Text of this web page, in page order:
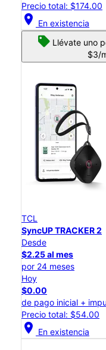
Precio total: $174.00
location_on En existencia
Llévate uno
$3/
TCL
SyncUP TRACKER 2
Desde
$2.25 al mes
por 24 meses
Hoy
$0.00
de pago inicial +
Precio total: $54.00
location_on En existencia